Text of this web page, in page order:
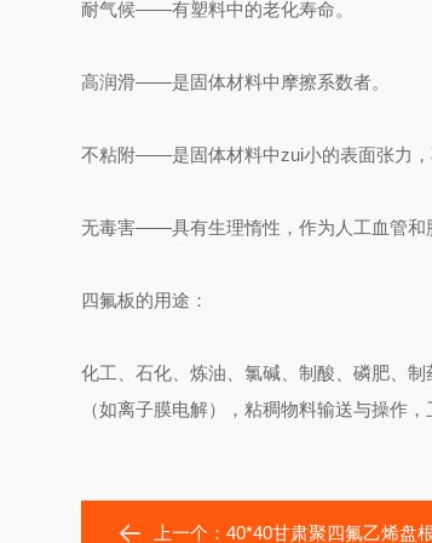
耐气候——有塑料中的老化寿命。
高润滑——是固体材料中摩擦系数者。
不粘附——是固体材料中zui小的表面张力，
无毒害——具有生理惰性，作为人工血管和
四氟板的用途：
化工、石化、炼油、氯碱、制酸、磷肥、
（如离子膜电解），粘稠物料输送与操作
上一个：40*40甘肃聚四氟乙烯盘根厂家